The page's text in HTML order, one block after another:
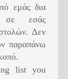
εμάς δια
σε εσάς
Δεν
παραπάνω
list you